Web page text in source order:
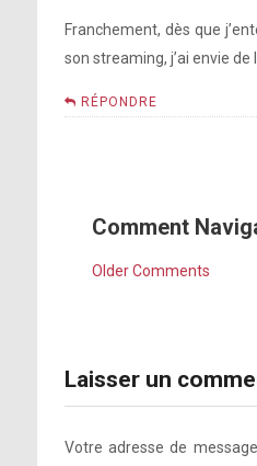
Franchement, dès que
son streaming, j’ai envie de
RÉPONDRE
Comment
Older Comments
Laisser un
Votre adresse de